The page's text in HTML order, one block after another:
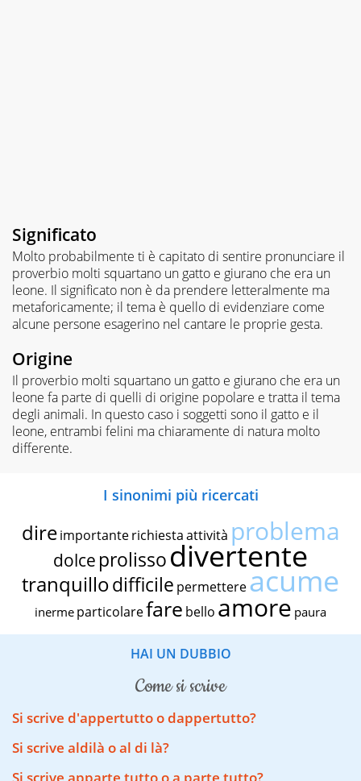
Significato
Molto probabilmente ti è capitato di sentire pronunciare il
proverbio molti squartano un gatto e giurano che era un
leone. Il significato non è da prendere letteralmente ma
metaforicamente; il tema è quello di evidenziare come
alcune persone esagerino nel cantare le proprie gesta.
Origine
Il proverbio molti squartano un gatto e giurano che era un
leone fa parte di quelli di origine popolare e tratta il tema
degli animali. In questo caso i soggetti sono il gatto e il
leone, entrambi felini ma chiaramente di natura molto
differente.
I sinonimi più ricercati
dire importante richiestaattività problema
dolce prolissodivertente
tranquillodifficile permettereacume
inerme particolarefare bello amore paura
HAI UN DUBBIO
come si scrive
Si scrive d'appertutto o dappertutto?
Si scrive aldilà o al di là?
Si scrive apparte tutto o a parte tutto?